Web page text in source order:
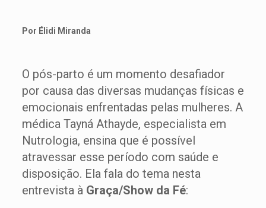
Por Élidi Miranda
O pós-parto é um momento desafiador
por causa das diversas mudanças físicas e
emocionais enfrentadas pelas mulheres. A
médica Tayná Athayde, especialista em
Nutrologia, ensina que é possível
atravessar esse período com saúde e
disposição. Ela fala do tema nesta
entrevista à Graça/Show da Fé: